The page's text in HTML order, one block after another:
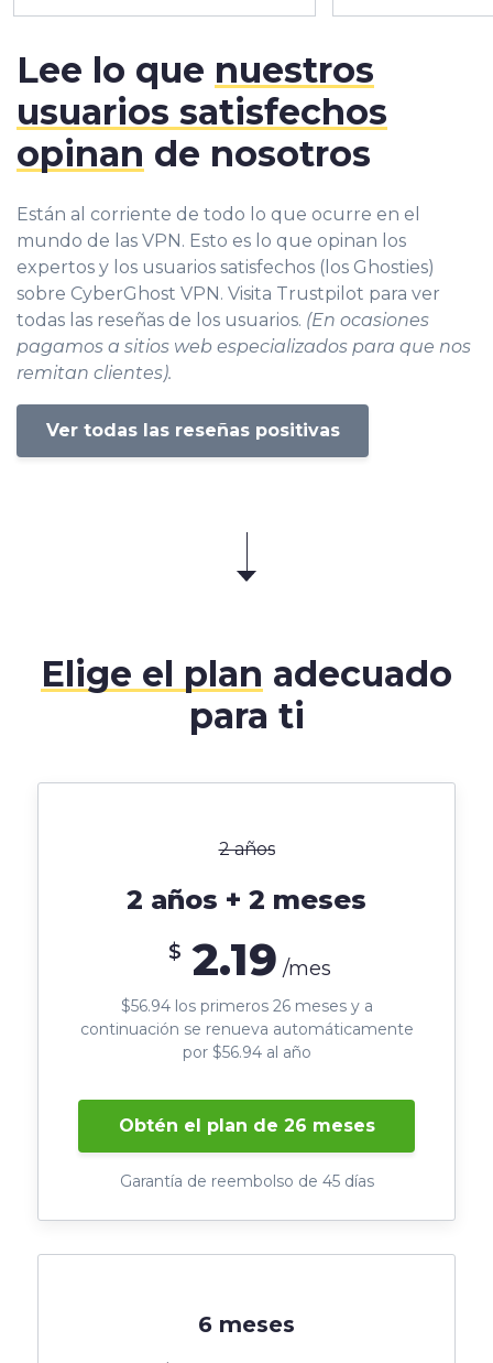
Lee lo que nuestros
usuarios satisfechos
opinan de nosotros
Están al corriente de todo lo que ocurre en el
mundo de las VPN. Esto es lo que opinan los
expertos y los usuarios satisfechos (los Ghosties)
sobre CyberGhost VPN. Visita Trustpilot para ver
todas las reseñas de los usuarios. (En ocasiones
pagamos a sitios web especializados para que nos
remitan clientes).
Ver todas las reseñas positivas
Elige el plan adecuado
para ti
2 años
2 años + 2 meses
$ 2.19 /mes
$56.94 los primeros 26 meses y a
continuación se renueva automáticamente
por $56.94 al año
Obtén el plan de 26 meses
Garantía de reembolso de 45 días
6 meses